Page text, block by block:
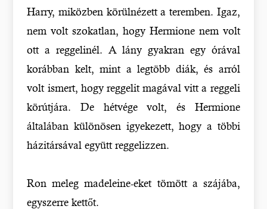
Harry, miközben körülnézett a teremben. Igaz,
nem volt szokatlan, hogy Hermione nem volt
ott a reggelinél. A lány gyakran egy órával
korábban kelt, mint a legtöbb diák, és arról
volt ismert, hogy reggelit magával vitt a reggeli
körútjára. De hétvége volt, és Hermione
általában különösen igyekezett, hogy a többi
házitársával együtt reggelizzen.
Ron meleg madeleine-eket tömött a szájába,
egyszerre kettőt.